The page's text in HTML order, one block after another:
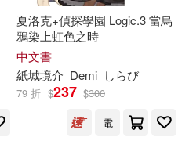
夏洛克+偵探學園 Logic.3 當烏
鴉染上虹色之時
中文書
紙城境介 Demi しらび
79 折 $237 $300
電